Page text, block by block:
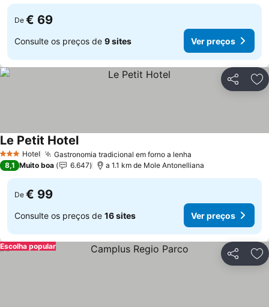
De € 69
Consulte os preços de 9 sites Ver preços
Partilhar
3 EstrelasHotel Gastronomia tradicional em forno a lenha
Le Petit Hotel
8,1 Muito boa 6.647 a 1.1 km de Mole Antonelliana
De € 99
Consulte os preços de 16 sites Ver preços
Partilhar
Escolha popular